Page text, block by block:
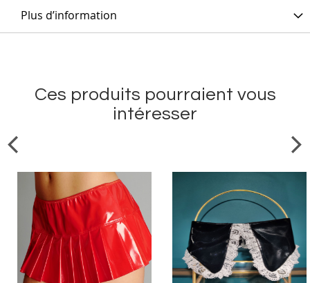
Plus d’information
Ces produits pourraient vous
intéresser